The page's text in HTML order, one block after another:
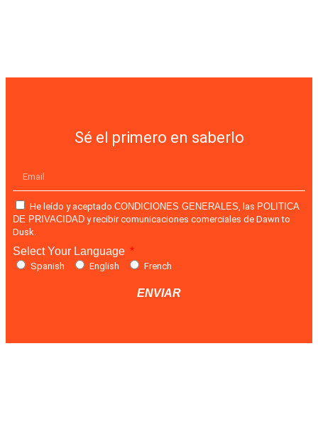
Sé el primero en saberlo
He leído y aceptado CONDICIONES GENERALES, las POLITICA
DE PRIVACIDAD y recibir comunicaciones comerciales de Dawn to
Dusk.
Select Your Language
Spanish English French
ENVIAR